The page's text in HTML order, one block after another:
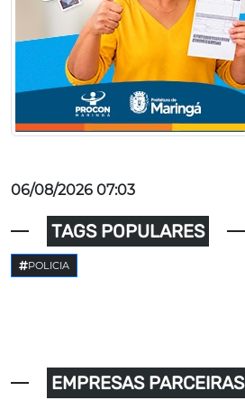
06/08/2026 07:03
TAGS POPULARES
POLICIA
EMPRESAS PARCEIRAS